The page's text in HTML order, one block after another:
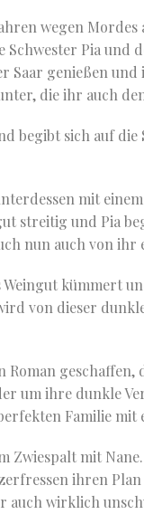
wegen
Schwester Pia und
Saar genießen
die ihr auch
begibt sich auf
mit
streitig und Pia
nun auch von
kümmert
von dieser
Roman
um ihre dunkle
Familie mit
Zwiespalt mit
ihren
auch wirklich